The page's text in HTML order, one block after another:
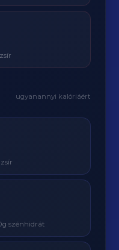
ugyanannyi kalóriáért
szénhidrát